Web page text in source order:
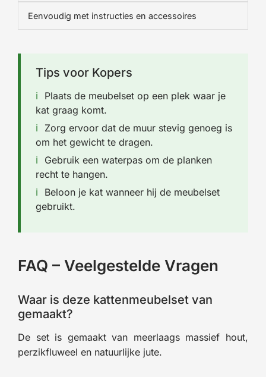
Eenvoudig met instructies en accessoires
Tips voor Kopers
Plaats de meubelset op een plek waar je
kat graag komt.
Zorg ervoor dat de muur stevig genoeg is
om het gewicht te dragen.
Gebruik een waterpas om de planken
recht te hangen.
Beloon je kat wanneer hij de meubelset
gebruikt.
FAQ – Veelgestelde Vragen
Waar is deze kattenmeubelset van
gemaakt?
De set is gemaakt van meerlaags massief hout,
perzikfluweel en natuurlijke jute.